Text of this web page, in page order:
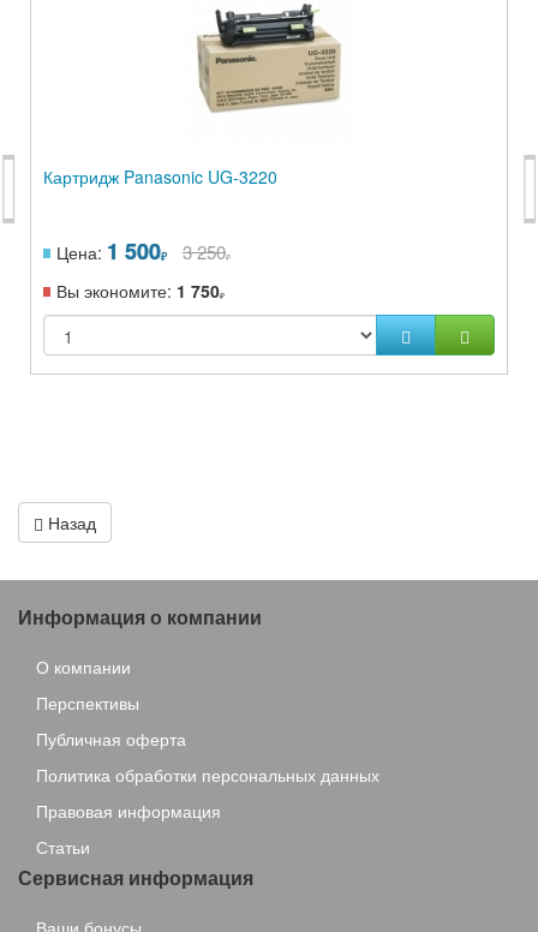
Картридж Panasonic UG-3220
Цена: 1 500 3 250
Вы экономите: 1 750
Назад
Информация о компании
О компании
Перспективы
Публичная оферта
Политика обработки персональных данных
Правовая информация
Статьи
Сервисная информация
Ваши бонусы